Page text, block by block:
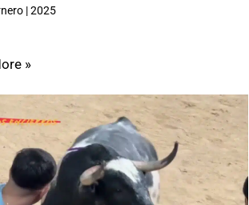
|2025
»